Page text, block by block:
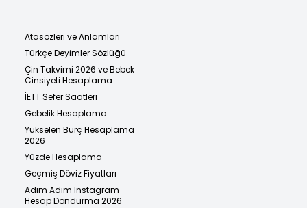
Atasözleri ve Anlamları
Türkçe Deyimler Sözlüğü
Çin Takvimi 2026 ve Bebek
Cinsiyeti Hesaplama
İETT Sefer Saatleri
Gebelik Hesaplama
Yükselen Burç Hesaplama
2026
Yüzde Hesaplama
Geçmiş Döviz Fiyatları
Adım Adım Instagram
Hesap Dondurma 2026